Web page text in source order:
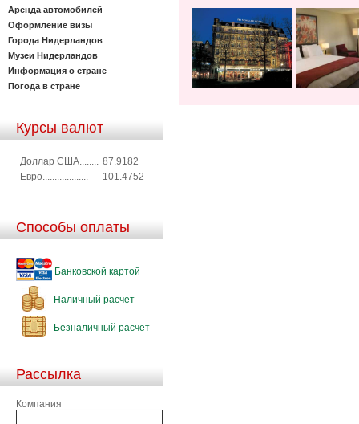
Аренда автомобилей
Оформление визы
Города Нидерландов
Музеи Нидерландов
Информация о стране
Погода в стране
Курсы валют
Доллар США........ 87.9182
Евро...................
101.4752
Способы оплаты
Банковской картой
Наличный расчет
Безналичный расчет
Рассылка
Компания